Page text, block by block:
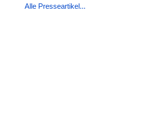
Alle Presseartikel...